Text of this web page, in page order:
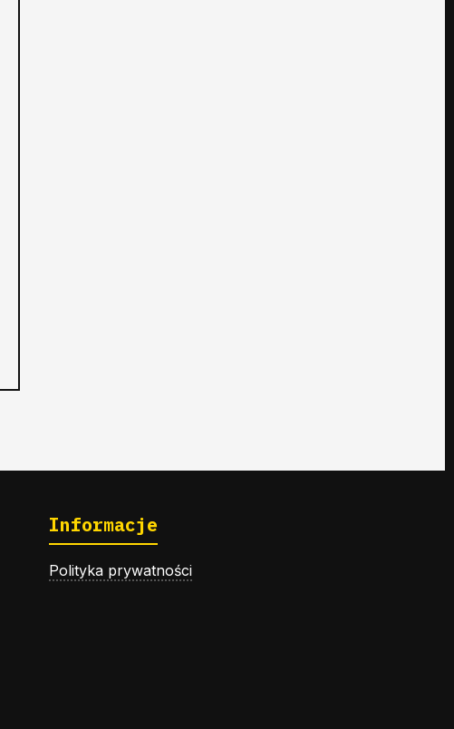
Informacje
Polityka prywatności